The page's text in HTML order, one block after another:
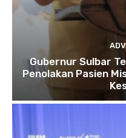
Gubernur Sulbar
Penolakan Pasien